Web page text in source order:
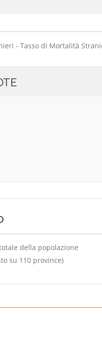
- Tasso di Mortalità
della popolazione
su 110 province)